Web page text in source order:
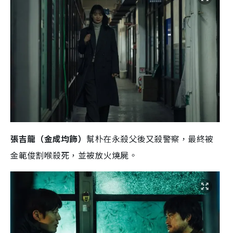
張吉龍（金成均飾） 幫朴在永殺父後又殺警察，最終被
金範俊割喉殺死，並被放火燒屍。